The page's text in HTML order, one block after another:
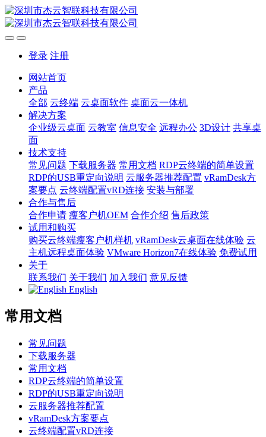
登录 注册
网站首页
产品
全部 云终端 云桌面软件 桌面云一体机
解决方案
企业级云桌面 云教室 信息安全 远程办公 3D设计 共享桌
面
技术支持
常见问题 下载服务器 常用文档 RDP云终端的简单设置
RDP的USB重定向说明 云服务器推荐配置 vRamDesk方
案要点 云终端配置vRD连接 安装与部署
合作与售后
合作申请 瘦客户机OEM 合作介绍 售后政策
试用和购买
购买云终端瘦客户机样机 vRamDesk云桌面在线体验 云
主机远程桌面体验 VMware Horizon7在线体验 免费试用
关于
联系我们 关于我们 加入我们 意见反馈
English
常用文档
常见问题
下载服务器
常用文档
RDP云终端的简单设置
RDP的USB重定向说明
云服务器推荐配置
vRamDesk方案要点
云终端配置vRD连接